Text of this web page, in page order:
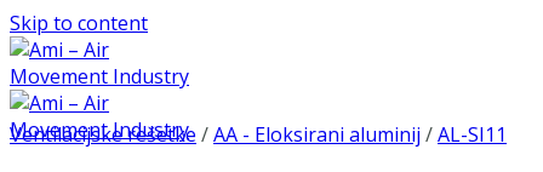
Skip to content
Ventilacijske rešetke /AA - Eloksirani aluminij /AL-SI11